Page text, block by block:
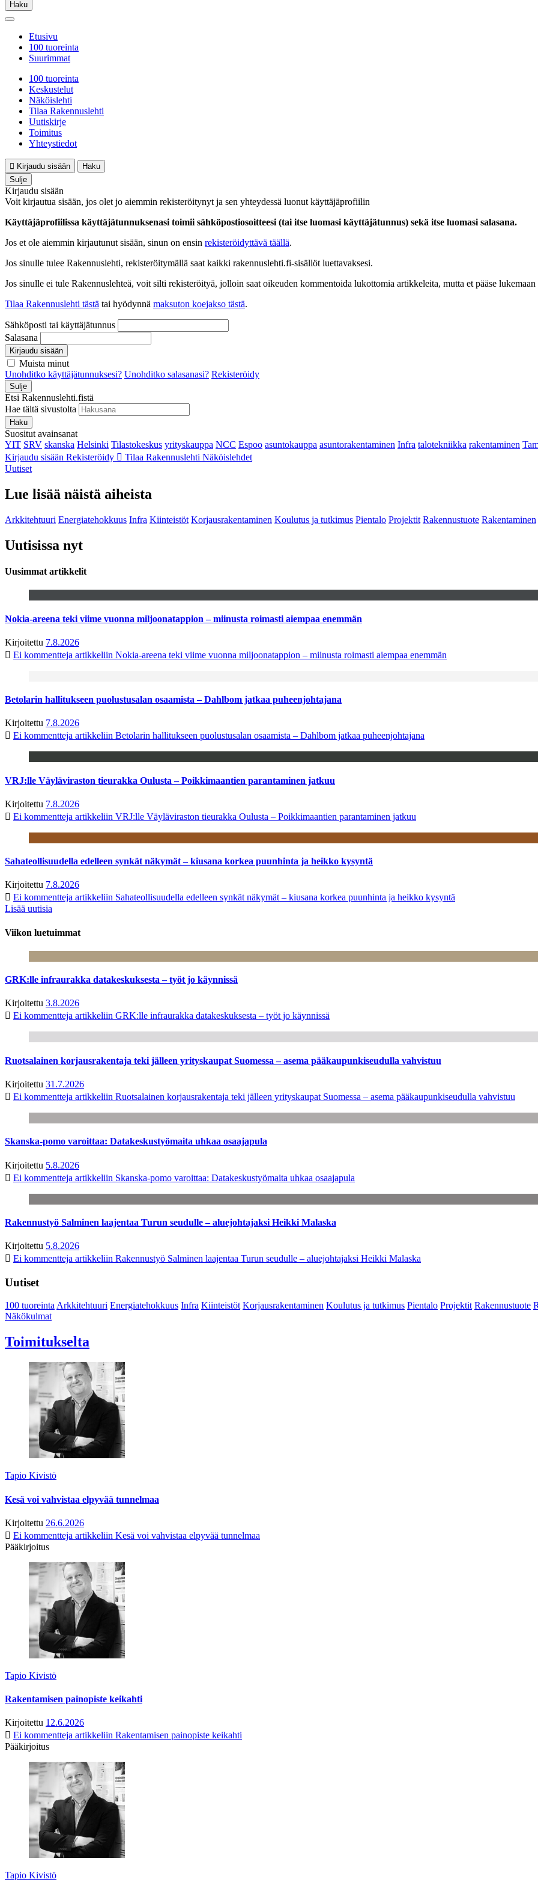
Haku
Etusivu
100 tuoreinta
Suurimmat
100 tuoreinta
Keskustelut
Näköislehti
Tilaa Rakennuslehti
Uutiskirje
Toimitus
Yhteystiedot
Kirjaudu sisään
Haku
Sulje
Kirjaudu sisään
Voit kirjautua sisään, jos olet jo aiemmin rekisteröitynyt ja sen yhteydessä luonut käyttäjäprofiilin
Käyttäjäprofiilissa käyttäjätunnuksenasi toimii sähköpostiosoitteesi (tai itse luomasi käyttäjätunnus) sekä itse luomasi salasana.
Jos et ole aiemmin kirjautunut sisään, sinun on ensin rekisteröidyttävä täällä.
Jos sinulle tulee Rakennuslehti, rekisteröitymällä saat kaikki rakennuslehti.fi-sisällöt luettavaksesi.
Jos sinulle ei tule Rakennuslehteä, voit silti rekisteröityä, jolloin saat oikeuden kommentoida lukottomia artikkeleita, mutta et pääse
Tilaa Rakennuslehti tästä tai hyödynnä maksuton koejakso tästä.
Sähköposti tai käyttäjätunnus
Salasana
Kirjaudu sisään
Muista minut
Unohditko käyttäjätunnuksesi? Unohditko salasanasi? Rekisteröidy
Sulje
Etsi Rakennuslehti.fistä
Hae tältä sivustolta
Haku
Suositut avainsanat
YIT SRV skanska Helsinki Tilastokeskus yrityskauppa NCC Espoo asuntokauppa asuntorakentaminen Infra talotekniikka rakentaminen
Kirjaudu sisään Rekisteröidy Tilaa Rakennuslehti Näköislehdet
Uutiset
Lue lisää näistä aiheista
Arkkitehtuuri Energiatehokkuus Infra Kiinteistöt Korjausrakentaminen Koulutus ja tutkimus Pientalo Projektit Rakennustuote Rakentaminen
Uutisissa nyt
Uusimmat artikkelit
Nokia-areena teki viime vuonna miljoonatappion – miinusta roimasti aiempaa enemmän
Kirjoitettu 7.8.2026
Ei kommentteja artikkeliin Nokia-areena teki viime vuonna miljoonatappion – miinusta roimasti aiempaa enemmän
Betolarin hallitukseen puolustusalan osaamista – Dahlbom jatkaa puheenjohtajana
Kirjoitettu 7.8.2026
Ei kommentteja artikkeliin Betolarin hallitukseen puolustusalan osaamista – Dahlbom jatkaa puheenjohtajana
VRJ:lle Väyläviraston tieurakka Oulusta – Poikkimaantien parantaminen jatkuu
Kirjoitettu 7.8.2026
Ei kommentteja artikkeliin VRJ:lle Väyläviraston tieurakka Oulusta – Poikkimaantien parantaminen jatkuu
Sahateollisuudella edelleen synkät näkymät – kiusana korkea puunhinta ja heikko kysyntä
Kirjoitettu 7.8.2026
Ei kommentteja artikkeliin Sahateollisuudella edelleen synkät näkymät – kiusana korkea puunhinta ja heikko kysyntä
Lisää uutisia
Viikon luetuimmat
GRK:lle infraurakka datakeskuksesta – työt jo käynnissä
Kirjoitettu 3.8.2026
Ei kommentteja artikkeliin GRK:lle infraurakka datakeskuksesta – työt jo käynnissä
Ruotsalainen korjausrakentaja teki jälleen yrityskaupat Suomessa – asema pääkaupunkiseudulla vahvistuu
Kirjoitettu 31.7.2026
Ei kommentteja artikkeliin Ruotsalainen korjausrakentaja teki jälleen yrityskaupat Suomessa – asema pääkaupunkiseudulla vahvistuu
Skanska-pomo varoittaa: Datakeskustyömaita uhkaa osaajapula
Kirjoitettu 5.8.2026
Ei kommentteja artikkeliin Skanska-pomo varoittaa: Datakeskustyömaita uhkaa osaajapula
Rakennustyö Salminen laajentaa Turun seudulle – aluejohtajaksi Heikki Malaska
Kirjoitettu 5.8.2026
Ei kommentteja artikkeliin Rakennustyö Salminen laajentaa Turun seudulle – aluejohtajaksi Heikki Malaska
Uutiset
100 tuoreintaArkkitehtuuri Energiatehokkuus Infra Kiinteistöt Korjausrakentaminen Koulutus ja tutkimus Pientalo Projektit Rakennustuote
Näkökulmat
Toimitukselta
Tapio Kivistö
Kesä voi vahvistaa elpyvää tunnelmaa
Kirjoitettu 26.6.2026
Ei kommentteja artikkeliin Kesä voi vahvistaa elpyvää tunnelmaa
Pääkirjoitus
Tapio Kivistö
Rakentamisen painopiste keikahti
Kirjoitettu 12.6.2026
Ei kommentteja artikkeliin Rakentamisen painopiste keikahti
Pääkirjoitus
Tapio Kivistö